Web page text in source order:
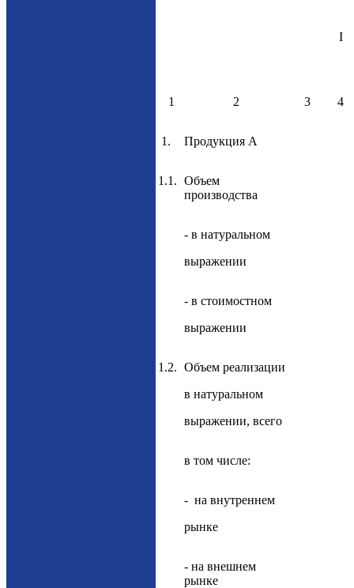
I
1 2 3 4
1. Продукция А
1.1. Объем
производства
- в натуральном
выражении
- в стоимостном
выражении
1.2. Объем реализации
в натуральном
выражении, всего
в том числе:
- на внутреннем
рынке
- на внешнем
рынке